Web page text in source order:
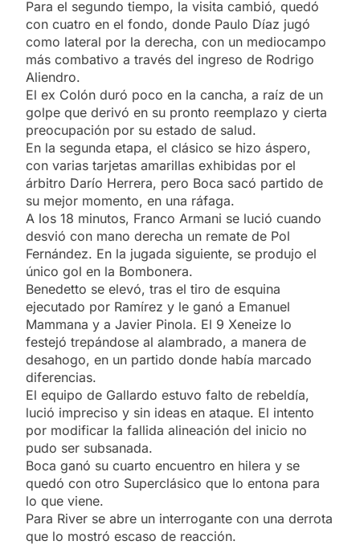
Para el segundo tiempo, la visita cambió, quedó
con cuatro en el fondo, donde Paulo Díaz jugó
como lateral por la derecha, con un mediocampo
más combativo a través del ingreso de Rodrigo
Aliendro.
El ex Colón duró poco en la cancha, a raíz de un
golpe que derivó en su pronto reemplazo y cierta
preocupación por su estado de salud.
En la segunda etapa, el clásico se hizo áspero,
con varias tarjetas amarillas exhibidas por el
árbitro Darío Herrera, pero Boca sacó partido de
su mejor momento, en una ráfaga.
A los 18 minutos, Franco Armani se lució cuando
desvió con mano derecha un remate de Pol
Fernández. En la jugada siguiente, se produjo el
único gol en la Bombonera.
Benedetto se elevó, tras el tiro de esquina
ejecutado por Ramírez y le ganó a Emanuel
Mammana y a Javier Pinola. El 9 Xeneize lo
festejó trepándose al alambrado, a manera de
desahogo, en un partido donde había marcado
diferencias.
El equipo de Gallardo estuvo falto de rebeldía,
lució impreciso y sin ideas en ataque. El intento
por modificar la fallida alineación del inicio no
pudo ser subsanada.
Boca ganó su cuarto encuentro en hilera y se
quedó con otro Superclásico que lo entona para
lo que viene.
Para River se abre un interrogante con una derrota
que lo mostró escaso de reacción.